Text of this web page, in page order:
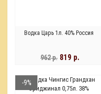
Водка Царь 1л. 40% Россия
962 р. 819 р.
-9%